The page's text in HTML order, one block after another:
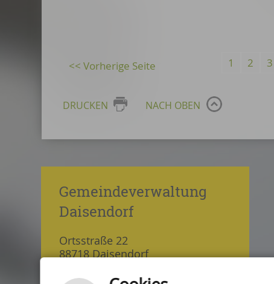
1 2 3
DRUCKEN NACH OBEN
Gemeindeverwaltung
Daisendorf
Ortsstraße 22
88718 Daisendorf
Tel.: 07532 5464